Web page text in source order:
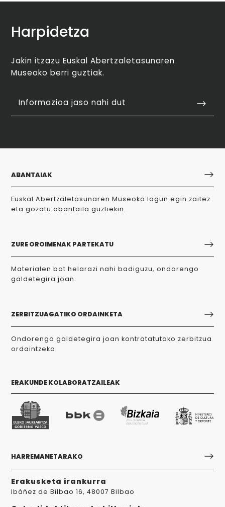
Harpidetza
Jakin itzazu Euskal Abertzaletasunaren
Museoko berri guztiak.
Informazioa jaso nahi dut
ABANTAIAK
Euskal Abertzaletasunaren Museoko lagun egin zaitez
eta gozatu abantaila guztiekin.
ZURE OROIMENAK PARTEKATU
Materialen bat helarazi nahi badiguzu, ondorengo
galdetegira joan.
ZERBITZUAGATIKO ORDAINKETA
Ondorengo galdetegira joan kontratatutako zerbitzua
ordaintzeko.
ERAKUNDE KOLABORATZAILEAK
HARREMANETARAKO
Erakusketa irankurra
Ibáñez de Bilbao 16, 48007 Bilbao